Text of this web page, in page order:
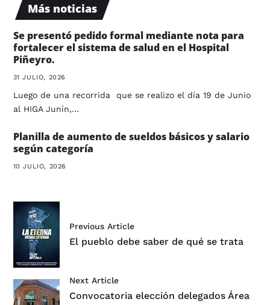
Más noticias
Se presentó pedido formal mediante nota para
fortalecer el sistema de salud en el Hospital
Piñeyro.
31 JULIO, 2026
Luego de una recorrida que se realizo el día 19 de Junio
al HIGA Junín,…
Planilla de aumento de sueldos básicos y salario
según categoría
10 JULIO, 2026
Previous Article
El pueblo debe saber de qué se trata
Next Article
Convocatoria elección delegados Área